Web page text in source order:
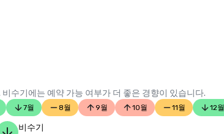
수기에는 예약 가능 여부가 더 좋은 경향이 있습니다.
7월 8월 9월 10월 11월 12월
비수기